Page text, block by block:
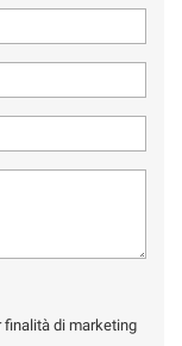
finalità di marketing